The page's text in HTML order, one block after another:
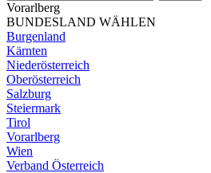
Vorarlberg
BUNDESLAND WÄHLEN
Burgenland
Kärnten
Niederösterreich
Oberösterreich
Salzburg
Steiermark
Tirol
Vorarlberg
Wien
Verband Österreich